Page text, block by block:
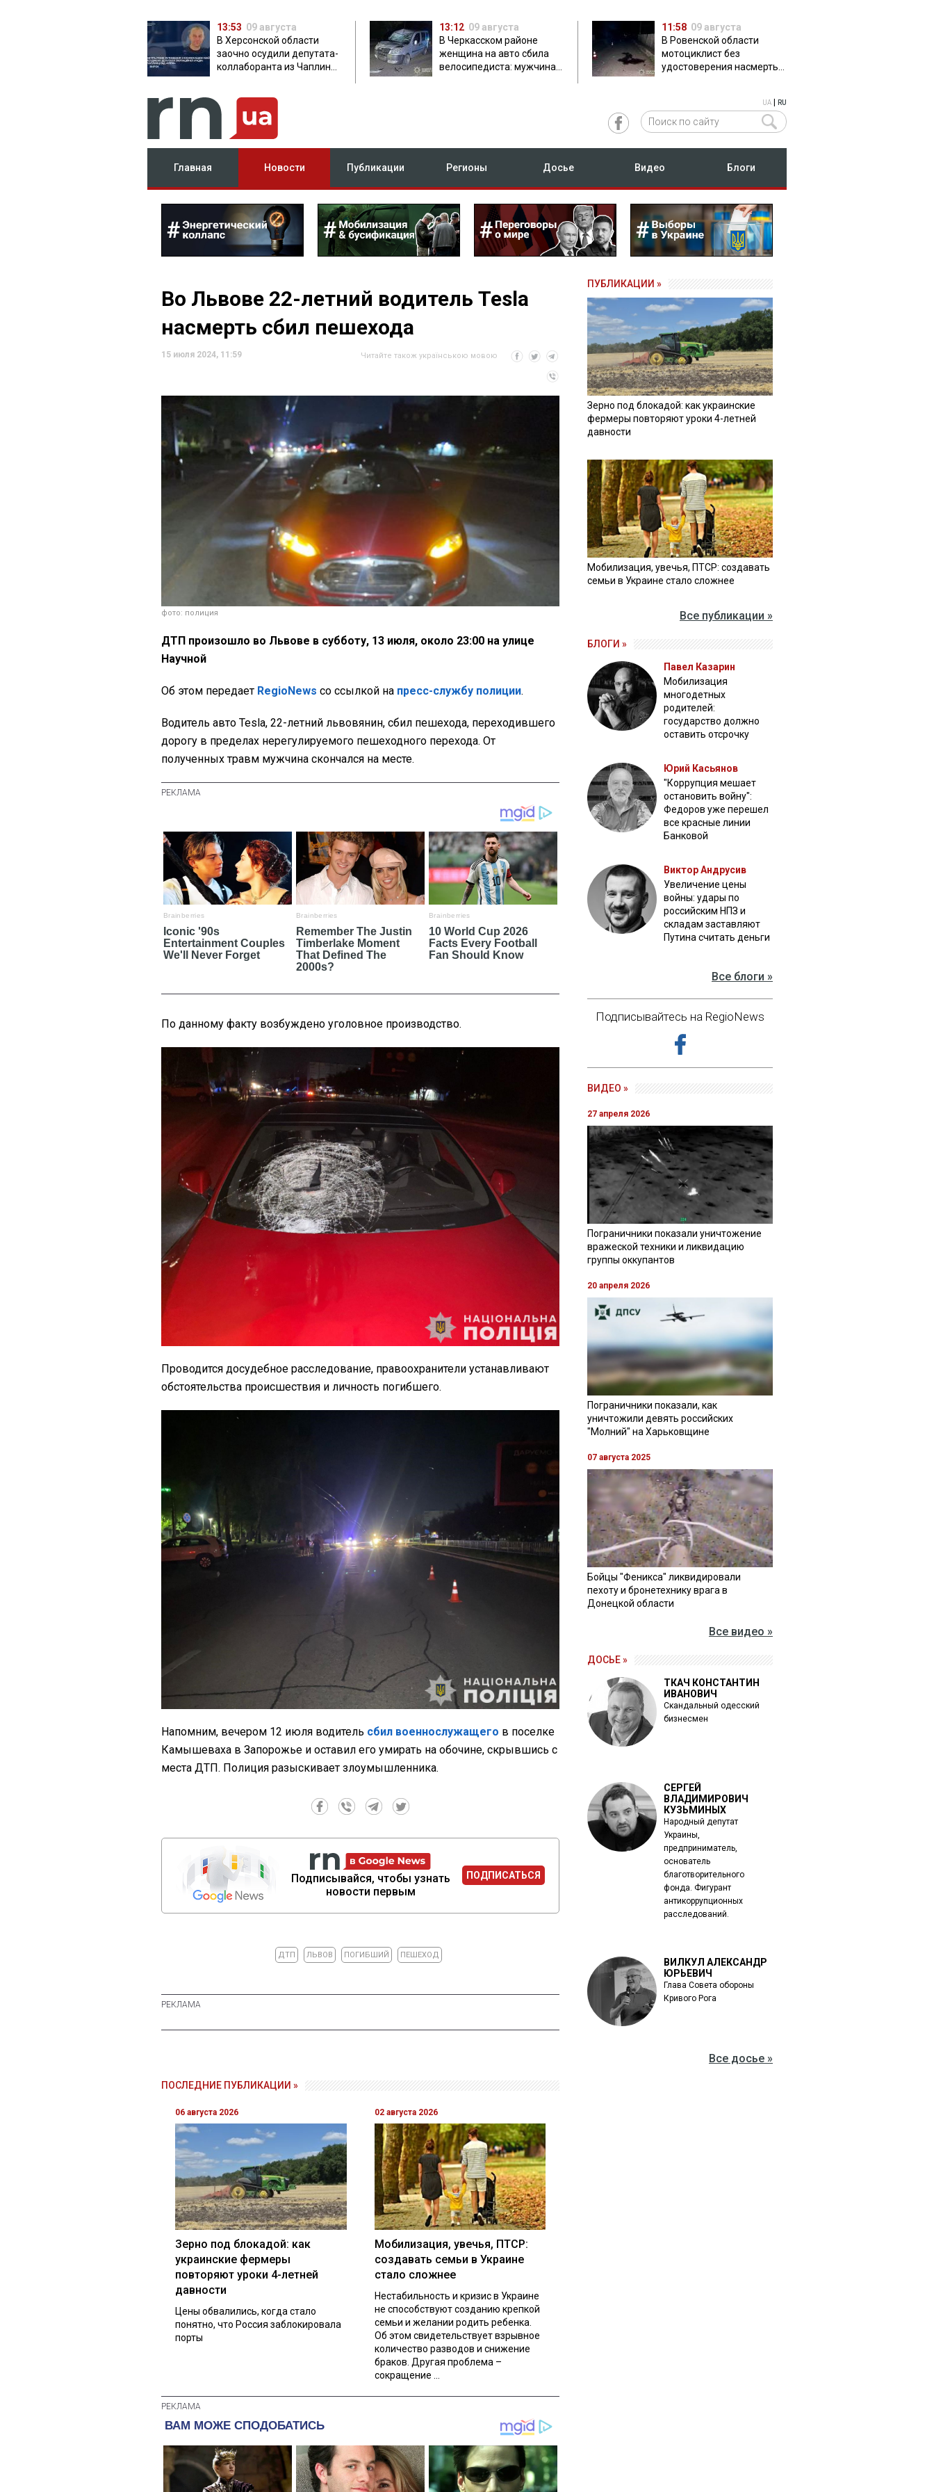
13:53 09 августа
В Херсонской области
заочно осудили депутата-
коллаборанта из Чаплинки
13:12 09 августа
В Черкасском районе
женщина на авто сбила
велосипедиста: мужчина
11:58 09 августа
В Ровенской области
мотоциклист без
удостоверения насмерть
UA RU
Главная Новости Публикации Регионы Досье Видео Блоги
Во Львове 22-летний водитель Tesla
насмерть сбил пешехода
15 июля 2024, 11:59 Читайте також українською мовою
фото: полиция
ДТП произошло во Львове в субботу, 13 июля, около 23:00 на улице
Научной
Об этом передает RegioNews со ссылкой на пресс-службу полиции.
Водитель авто Теsla, 22-летний львовянин, сбил пешехода, переходившего
дорогу в пределах нерегулируемого пешеходного перехода. От
полученных травм мужчина скончался на месте.
По данному факту возбуждено уголовное производство.
Проводится досудебное расследование, правоохранители устанавливают
обстоятельства происшествия и личность погибшего.
Напомним, вечером 12 июля водитель сбил военнослужащего в поселке
Камышеваха в Запорожье и оставил его умирать на обочине, скрывшись с
места ДТП. Полиция разыскивает злоумышленника.
Подписывайся, чтобы узнать
новости первым
ПОДПИСАТЬСЯ
ДТП ЛЬВОВ ПОГИБШИЙ ПЕШЕХОД
ПОСЛЕДНИЕ ПУБЛИКАЦИИ »
06 августа 2026
Зерно под блокадой: как
украинские фермеры
повторяют уроки 4-летней
давности
Цены обвалились, когда стало
понятно, что Россия заблокировала
порты
02 августа 2026
Мобилизация, увечья, ПТСР:
создавать семьи в Украине
стало сложнее
Нестабильность и кризис в Украине
не способствуют созданию крепкой
семьи и желании родить ребенка.
Об этом свидетельствует взрывное
количество разводов и снижение
браков. Другая проблема –
сокращение ...
ПУБЛИКАЦИИ »
Зерно под блокадой: как украинские
фермеры повторяют уроки 4-летней
давности
Мобилизация, увечья, ПТСР: создавать
семьи в Украине стало сложнее
Все публикации »
БЛОГИ »
Павел Казарин
Мобилизация
многодетных
родителей:
государство должно
оставить отсрочку
Юрий Касьянов
"Коррупция мешает
остановить войну":
Федоров уже перешел
все красные линии
Банковой
Виктор Андрусив
Увеличение цены
войны: удары по
российским НПЗ и
складам заставляют
Путина считать деньги
Все блоги »
Подписывайтесь на RegioNews
ВИДЕО »
27 апреля 2026
Пограничники показали уничтожение
вражеской техники и ликвидацию
группы оккупантов
20 апреля 2026
Пограничники показали, как
уничтожили девять российских
"Молний" на Харьковщине
07 августа 2025
Бойцы "Феникса" ликвидировали
пехоту и бронетехнику врага в
Донецкой области
Все видео »
ДОСЬЕ »
ТКАЧ КОНСТАНТИН
ИВАНОВИЧ
Скандальный одесский
бизнесмен
СЕРГЕЙ
ВЛАДИМИРОВИЧ
КУЗЬМИНЫХ
Народный депутат
Украины,
предприниматель,
основатель
благотворительного
фонда. Фигурант
антикоррупционных
расследований.
ВИЛКУЛ АЛЕКСАНДР
ЮРЬЕВИЧ
Глава Совета обороны
Кривого Рога
Все досье »